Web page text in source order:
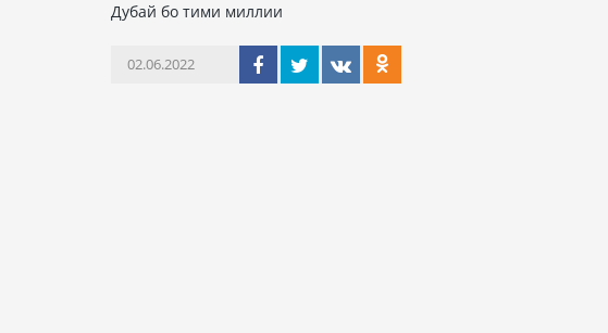
Дубай бо тими миллии
02.06.2022